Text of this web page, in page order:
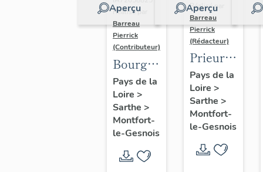
Aperçu
Réalisé par
Barreau
Pierrick
(Contributeur)
Bourg
de
Montfort-
le-
Gesnois
: ancien
bourg
Pays de la
Loire >
Sarthe >
Montfort-
le-Gesnois
Aperçu
Réalisé par
Barreau
Pierrick
(Rédacteur)
Prieuré
Saint-
Gilles,
actuellement
maison,
2 rue
des
Pays de la
Loire >
Sarthe >
Montfort-
le-Gesnois